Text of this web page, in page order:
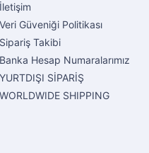
İletişim
Veri Güveniği Politikası
Sipariş Takibi
Banka Hesap Numaralarımız
YURTDIŞI SİPARİŞ
WORLDWIDE SHIPPING